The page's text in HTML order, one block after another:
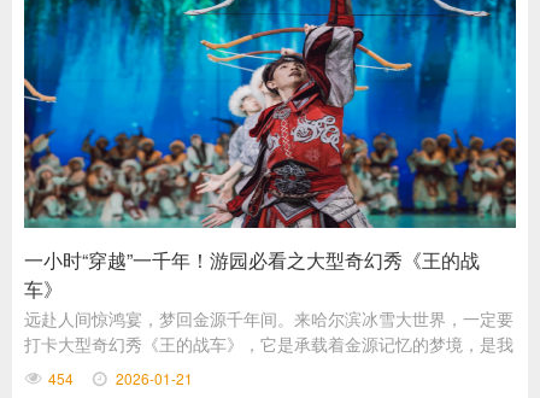
一小时“穿越”一千年！游园必看之大型奇幻秀《王的战
车》
远赴人间惊鸿宴，梦回金源千年间。来哈尔滨冰雪大世界，一定要
打卡大型奇幻秀《王的战车》，它是承载着金源记忆的梦境，是我
们暂时卸下现实疲惫、沉浸于文化魅力的精神家园。
454 2026-01-21